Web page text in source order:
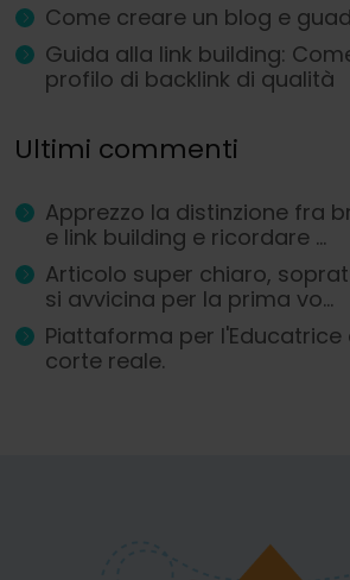
Come creare un blog e
Guida alla link building:
profilo di backlink di qualità
Ultimi commenti
Apprezzo la distinzione fra
e link building e ricordare ...
Articolo super chiaro,
si avvicina per la prima vo...
Piattaforma per l'Educatrice
corte reale.